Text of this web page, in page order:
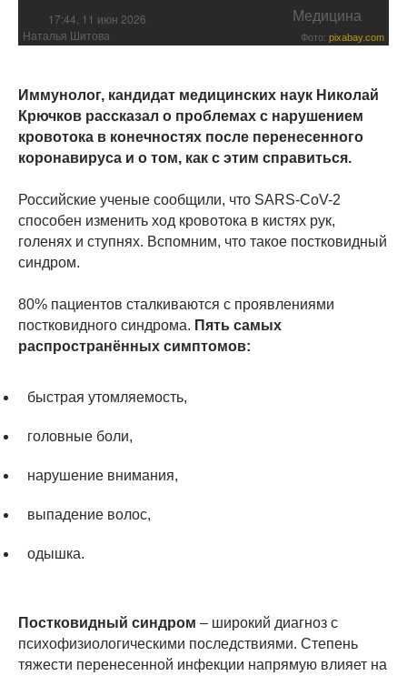
17:44, 11 июн 2026 Медицина
Наталья Шитова Фото: pixabay.com
Иммунолог, кандидат медицинских наук Николай
Крючков рассказал о проблемах с нарушением
кровотока в конечностях после перенесенного
коронавируса и о том, как с этим справиться.
Российские ученые сообщили, что SARS-CoV-2
способен изменить ход кровотока в кистях рук,
голенях и ступнях. Вспомним, что такое постковидный
синдром.
80% пациентов сталкиваются с проявлениями
постковидного синдрома. Пять самых
распространённых симптомов:
быстрая утомляемость,
головные боли,
нарушение внимания,
выпадение волос,
одышка.
Постковидный синдром – широкий диагноз с
психофизиологическими последствиями. Степень
тяжести перенесенной инфекции напрямую влияет на